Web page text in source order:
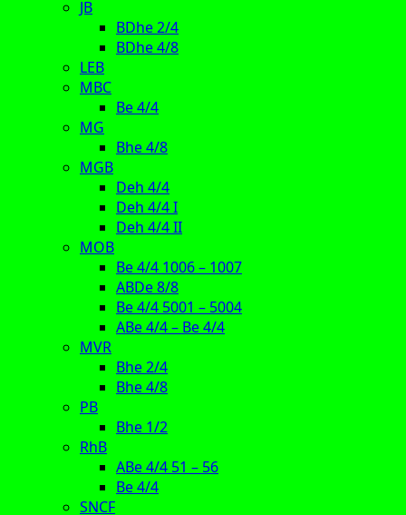
JB
BDhe 2/4
BDhe 4/8
LEB
MBC
Be 4/4
MG
Bhe 4/8
MGB
Deh 4/4
Deh 4/4 I
Deh 4/4 II
MOB
Be 4/4 1006 – 1007
ABDe 8/8
Be 4/4 5001 – 5004
ABe 4/4 – Be 4/4
MVR
Bhe 2/4
Bhe 4/8
PB
Bhe 1/2
RhB
ABe 4/4 51 – 56
Be 4/4
SNCF